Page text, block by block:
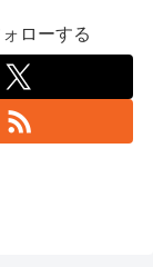
ローする